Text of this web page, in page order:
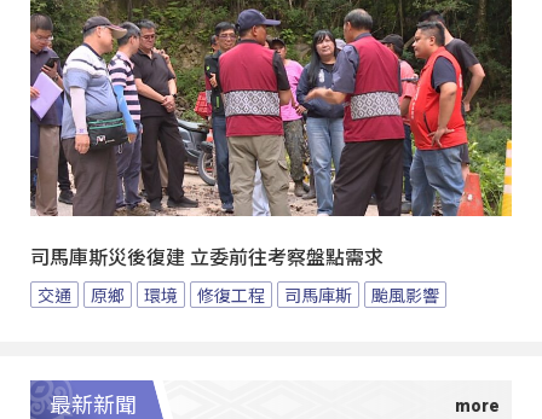
司馬庫斯災後復建 立委前往考察盤點需求
交通 原鄉 環境 修復工程 司馬庫斯 颱風影響
最新新聞